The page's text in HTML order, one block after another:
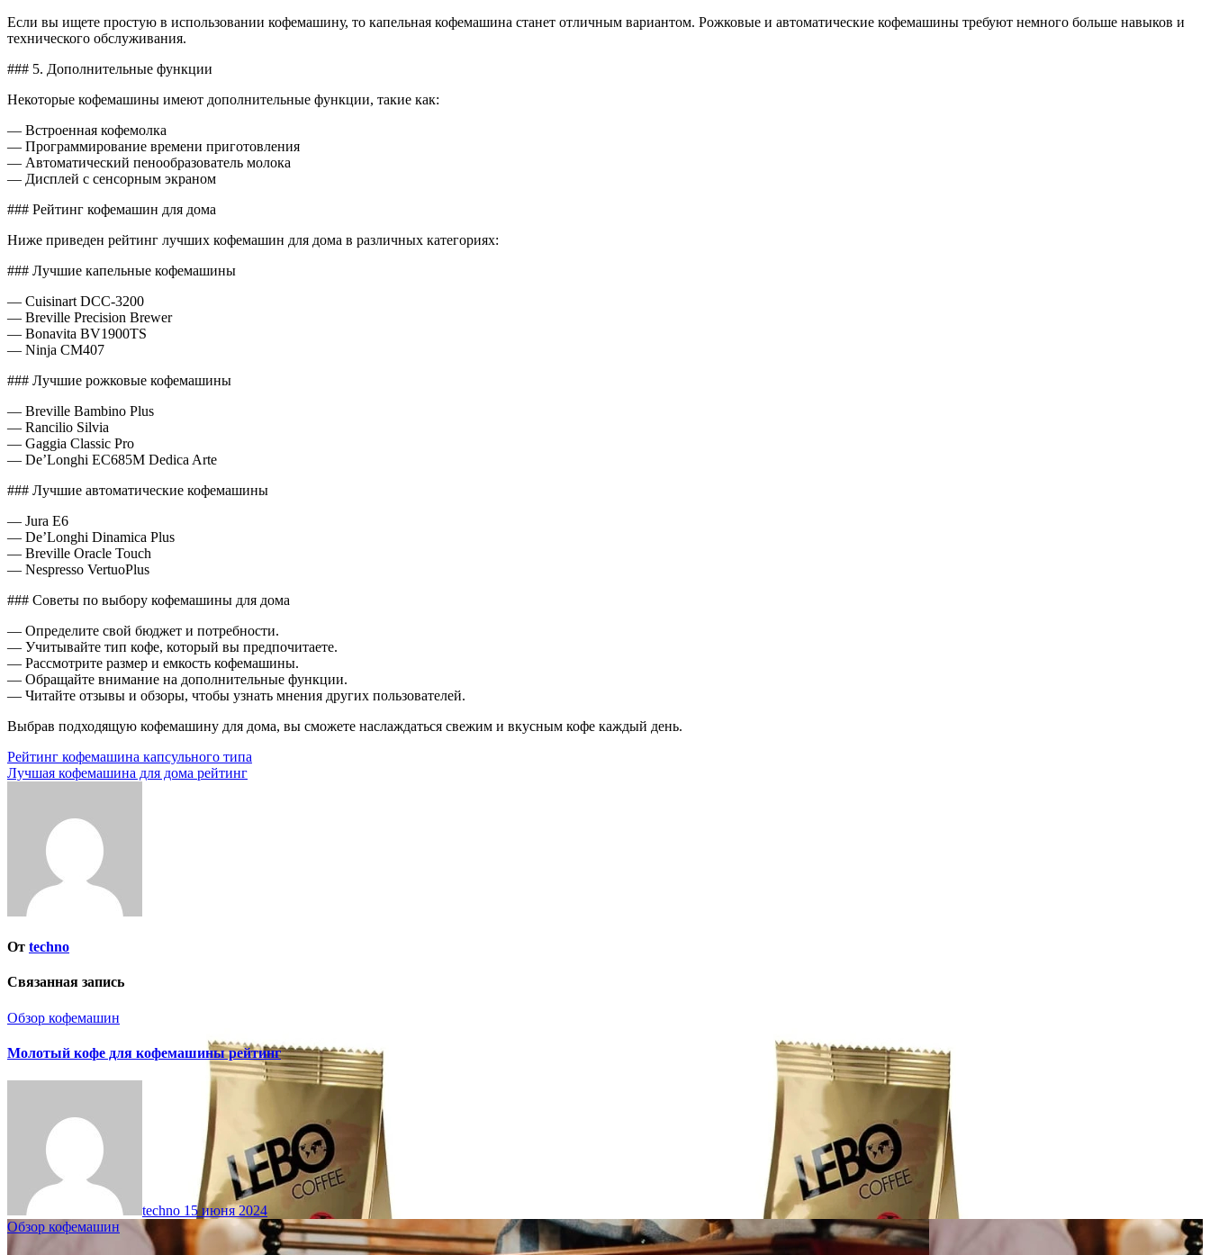
Если вы ищете простую в использовании кофемашину, то капельная кофемашина станет отличным вариантом. Рожковые и автоматические кофемашины требуют немного больше навыков и
технического обслуживания.
### 5. Дополнительные функции
Некоторые кофемашины имеют дополнительные функции, такие как:
— Встроенная кофемолка
— Программирование времени приготовления
— Автоматический пенообразователь молока
— Дисплей с сенсорным экраном
### Рейтинг кофемашин для дома
Ниже приведен рейтинг лучших кофемашин для дома в различных категориях:
### Лучшие капельные кофемашины
— Cuisinart DCC-3200
— Breville Precision Brewer
— Bonavita BV1900TS
— Ninja CM407
### Лучшие рожковые кофемашины
— Breville Bambino Plus
— Rancilio Silvia
— Gaggia Classic Pro
— De’Longhi EC685M Dedica Arte
### Лучшие автоматические кофемашины
— Jura E6
— De’Longhi Dinamica Plus
— Breville Oracle Touch
— Nespresso VertuoPlus
### Советы по выбору кофемашины для дома
— Определите свой бюджет и потребности.
— Учитывайте тип кофе, который вы предпочитаете.
— Рассмотрите размер и емкость кофемашины.
— Обращайте внимание на дополнительные функции.
— Читайте отзывы и обзоры, чтобы узнать мнения других пользователей.
Выбрав подходящую кофемашину для дома, вы сможете наслаждаться свежим и вкусным кофе каждый день.
Навигация
по
Рейтинг кофемашина капсульного типа
Лучшая кофемашина для дома рейтинг
От techno
Связанная запись
Обзор кофемашин
Молотый кофе для кофемашины рейтинг
techno 15 июня 2024
Обзор кофемашин